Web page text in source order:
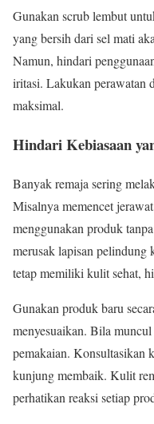
Gunakan scrub lembut
yang bersih dari sel mati
Namun, hindari
iritasi. Lakukan perawatan
maksimal.
Hindari Kebiasaan
Banyak remaja sering
Misalnya memencet
menggunakan produk
merusak lapisan
tetap memiliki kulit sehat,
Gunakan produk baru
menyesuaikan. Bila
pemakaian. Konsultasikan
kunjung membaik. Kulit
perhatikan reaksi setiap